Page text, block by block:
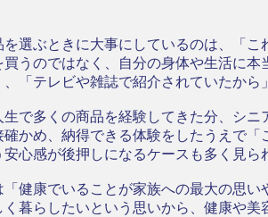
選ぶときに大事にしているのは、「
うのではなく、自分の身体や生活に
「テレビや雑誌で紹介されていたから
生で多くの商品を経験してきた分、シ
かめ、納得できる体験をしたうえで
心感が後押しになるケースも多く見ら
健康でいることが家族への最大の思
く暮らしたいという思いから、健康や